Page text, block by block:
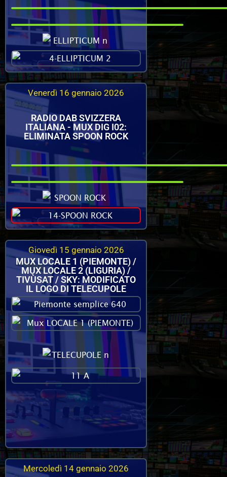
Venerdì 16 gennaio 2026
RADIO DAB SVIZZERA
ITALIANA - MUX DIG I02:
ELIMINATA SPOON ROCK
Giovedì 15 gennaio 2026
MUX LOCALE 1 (PIEMONTE) /
MUX LOCALE 2 (LIGURIA) /
TIVÙSAT / SKY: MODIFICATO
IL LOGO DI TELECUPOLE
Mercoledì 14 gennaio 2026